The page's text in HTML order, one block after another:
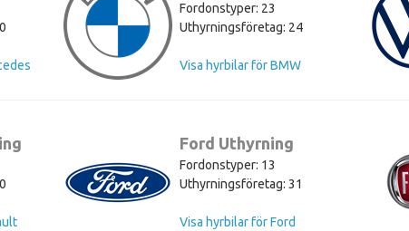
Fordonstyper: 23
Uthyrningsföretag: 24
Visa hyrbilar för BMW
Ford Uthyrning
Fordonstyper: 13
Uthyrningsföretag: 31
Visa hyrbilar för Ford